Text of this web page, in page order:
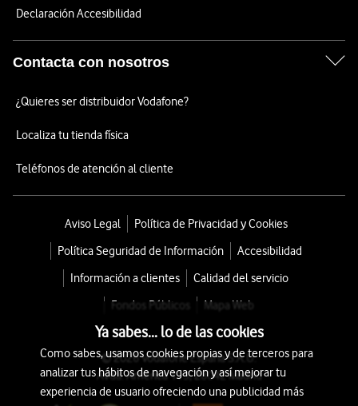
Declaración Accesibilidad
Contacta con nosotros
¿Quieres ser distribuidor Vodafone?
Localiza tu tienda física
Teléfonos de atención al cliente
Aviso Legal
Política de Privacidad y Cookies
Política Seguridad de Información
Accesibilidad
Información a clientes
Calidad del servicio
Fondos Públicos
Mapa Web
© 2026 Vodafone España S.A.U.
Avda. América 115, 28042 Madrid
Ya sabes... lo de las cookies
Como sabes, usamos cookies propias y de terceros para
analizar tus hábitos de navegación y así mejorar tu
experiencia de usuario ofreciendo una publicidad más